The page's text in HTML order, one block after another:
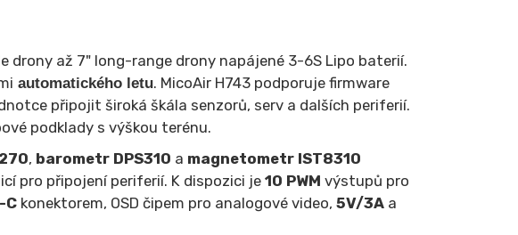
až 7" long-range drony napájené 3-6S Lipo baterií.
automatického letu. MicoAir H743 podporuje firmware
připojit široká škála senzorů, serv a dalších periferií.
podklady s výškou terénu.
, barometr DPS310 a magnetometr IST8310
pro připojení periferií. K dispozici je10 PWM výstupů pro
C konektorem, OSD čipem pro analogové video, 5V/3A a